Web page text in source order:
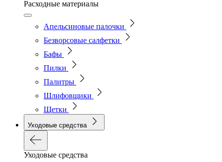
Расходные материалы
Апельсиновые палочки
Безворсовые салфетки
Бафы
Пилки
Палитры
Шлифовщики
Щетки
Уходовые средства
Уходовые средства